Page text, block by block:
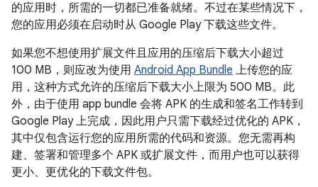
的应用时，所需的一切都已准备就绪。不过在某些情况下，
您的应用必须在启动时从 Google Play 下载这些文件。
如果您不想使用扩展文件且应用的压缩后下载大小超过
100 MB，则应改为使用 Android App Bundle 上传您的应
用，这种方式允许的压缩后下载大小上限为 500 MB。此
外，由于使用 app bundle 会将 APK 的生成和签名工作转到
Google Play 上完成，因此用户只需下载经过优化的 APK，
其中仅包含运行您的应用所需的代码和资源。您无需再构
建、签署和管理多个 APK 或扩展文件，而用户也可以获得
更小、更优化的下载文件包。